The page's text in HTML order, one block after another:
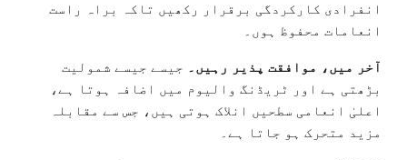
انفرادی کارکردگی برقرار رکھیں تاکہ براہ راست
انعامات محفوظ ہوں۔
آخر میں، موافقت پذیر رہیں۔ جیسے جیسے شمولیت
بڑھتی ہے اور ٹریڈنگ والیوم میں اضافہ ہوتا ہے،
اعلیٰ انعامی سطحیں انلاک ہوتی ہیں، جس سے مقابلہ
مزید متحرک ہو جاتا ہے۔